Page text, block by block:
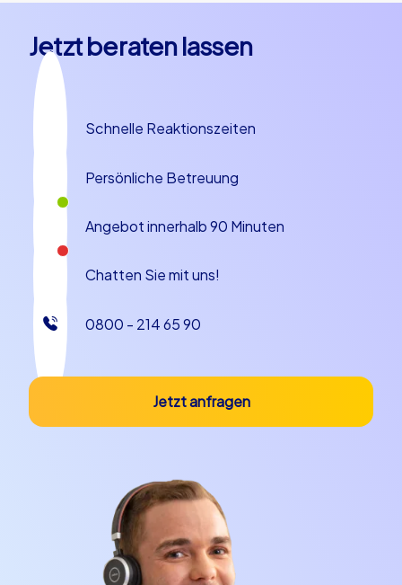
Jetzt beraten lassen
Schnelle Reaktionszeiten
Persönliche Betreuung
Angebot innerhalb 90 Minuten
Chatten Sie mit uns!
0800 - 214 65 90
Jetzt anfragen